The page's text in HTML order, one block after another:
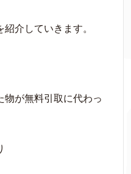
介していきます。
物が無料引取に代わっ